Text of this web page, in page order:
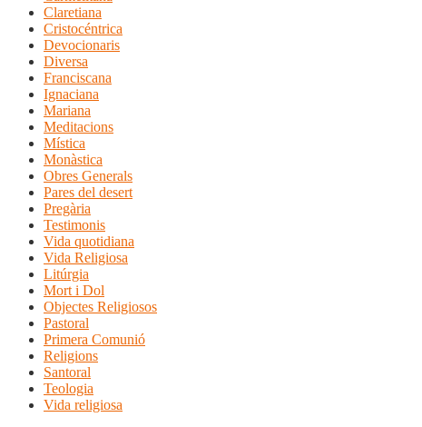
Claretiana
Cristocéntrica
Devocionaris
Diversa
Franciscana
Ignaciana
Mariana
Meditacions
Mística
Monàstica
Obres Generals
Pares del desert
Pregària
Testimonis
Vida quotidiana
Vida Religiosa
Litúrgia
Mort i Dol
Objectes Religiosos
Pastoral
Primera Comunió
Religions
Santoral
Teologia
Vida religiosa